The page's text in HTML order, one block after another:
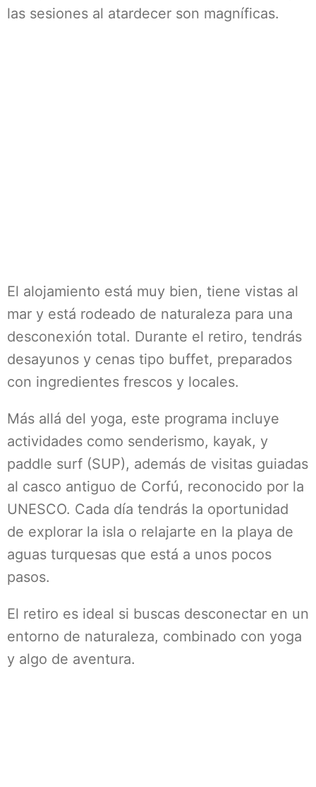
las sesiones al atardecer son magníficas.
El alojamiento está muy bien, tiene vistas al
mar y está rodeado de naturaleza para una
desconexión total. Durante el retiro, tendrás
desayunos y cenas tipo buffet, preparados
con ingredientes frescos y locales.
Más allá del yoga, este programa incluye
actividades como senderismo, kayak, y
paddle surf (SUP), además de visitas guiadas
al casco antiguo de Corfú, reconocido por la
UNESCO. Cada día tendrás la oportunidad
de explorar la isla o relajarte en la playa de
aguas turquesas que está a unos pocos
pasos.
El retiro es ideal si buscas desconectar en un
entorno de naturaleza, combinado con yoga
y algo de aventura.